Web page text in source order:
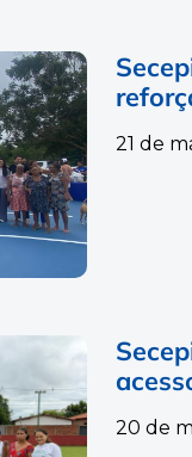
21 de
20 de